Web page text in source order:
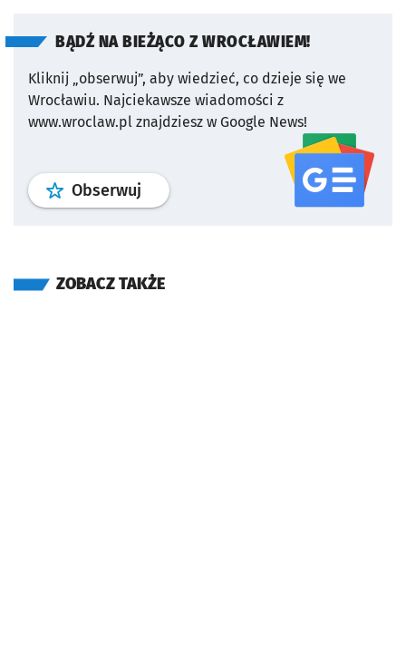
BĄDŹ NA BIEŻĄCO Z WROCŁAWIEM!
Kliknij „obserwuj”, aby wiedzieć, co dzieje się we
Wrocławiu. Najciekawsze wiadomości z
www.wroclaw.pl znajdziesz w Google News!
Obserwuj profil serwisu
ZOBACZ TAKŻE